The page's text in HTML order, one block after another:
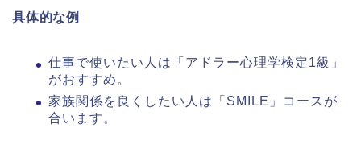
具体的な例
仕事で使いたい人は「アドラー心理学検定1級」
がおすすめ。
家族関係を良くしたい人は「SMILE」コースが
合います。